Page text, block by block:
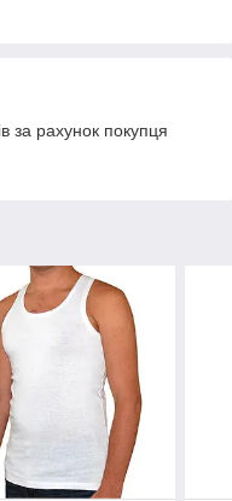
за рахунок покупця